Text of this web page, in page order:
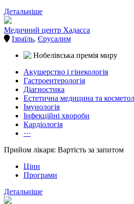
Детальніше
Медичний центр Хадасса
Ізраїль, Єрусалим
Акушерство і гінекологія
Гастроентерологія
Діагностика
Естетична медицина та
Імунологія
Інфекційні хвороби
Кардіологія
···
Прийом лікаря: Вартість за запитом
Ціни
Програми
Детальніше